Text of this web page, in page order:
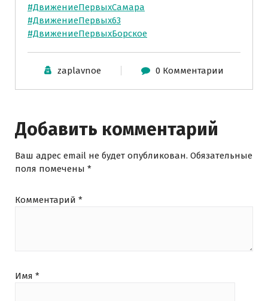
#ДвижениеПервыхСамара
#ДвижениеПервых63
#ДвижениеПервыхБорское
zaplavnoe 0 Комментарии
Добавить комментарий
Ваш адрес email не будет опубликован. Обязательные
поля помечены *
Комментарий *
Имя *